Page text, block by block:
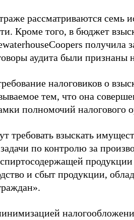
рассматриваются семь
Кроме того, в бюджет
аудита были признаны
налоговиков о
тем, что она
полномочий налогового
взыскать
по контролю за
и сбыт продукции,